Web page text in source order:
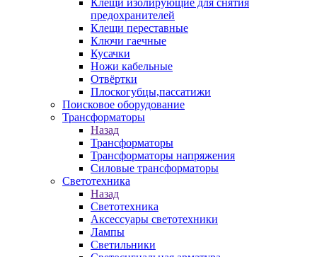
Клещи изолирующие для снятия
предохранителей
Клещи переставные
Ключи гаечные
Кусачки
Ножи кабельные
Отвёртки
Плоскогубцы,пассатижи
Поисковое оборудование
Трансформаторы
Назад
Трансформаторы
Трансформаторы напряжения
Силовые трансформаторы
Светотехника
Назад
Светотехника
Аксессуары светотехники
Лампы
Светильники